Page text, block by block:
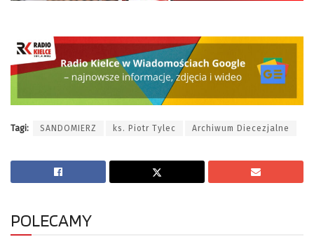
Tagi: SANDOMIERZ ks. Piotr Tylec Archiwum Diecezjalne
POLECAMY